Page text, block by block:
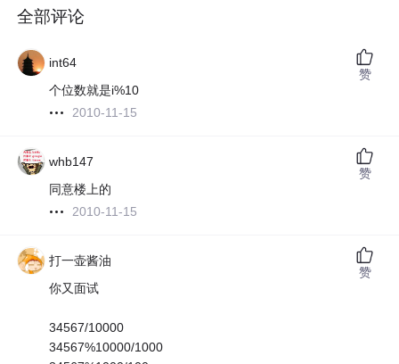
全部评论
int64
个位数就是i%10
2010-11-15
赞
whb147
同意楼上的
2010-11-15
赞
打一壶酱油
你又面试
34567/10000
34567%10000/1000
赞